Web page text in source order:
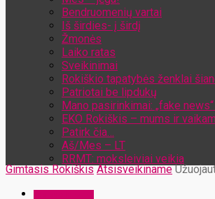
Bendruomenių vartai
Iš širdies- į širdį
Žmonės
Laiko ratas
Sveikinimai
Rokiškio tapatybės ženklai
Patriotai be lipdukų
Mano pasirinkimai: „fake news“
EKO Rokiškis – mums ir
Patirk čia…
Aš/Mes – LT
RRMT: moksleiviai veikia
Gimtasis Rokiškis Atsisveikiname